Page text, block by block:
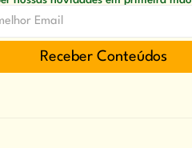
Receber Conteúdos